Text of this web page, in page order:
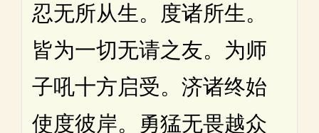
忍无所从生。度诸所生。
皆为一切无请之友。为师
子吼十方启受。济诸终始
使度彼岸。勇猛无畏越众